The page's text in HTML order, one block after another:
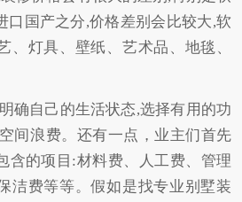
口国产之分,价格差别会比较大,软
、灯具、壁纸、艺术品、地毯、
确自己的生活状态,选择有用的功
间浪费。还有一点，业主们首先
含的项目:材料费、人工费、管理
洁费等等。假如是找专业别墅装